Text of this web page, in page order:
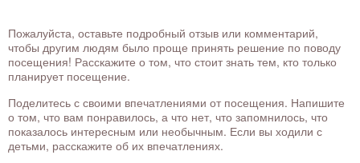
Пожалуйста, оставьте подробный отзыв или комментарий,
чтобы другим людям было проще принять решение по поводу
посещения! Расскажите о том, что стоит знать тем, кто только
планирует посещение.
Поделитесь с своими впечатлениями от посещения. Напишите
о том, что вам понравилось, а что нет, что запомнилось, что
показалось интересным или необычным. Если вы ходили с
детьми, расскажите об их впечатлениях.